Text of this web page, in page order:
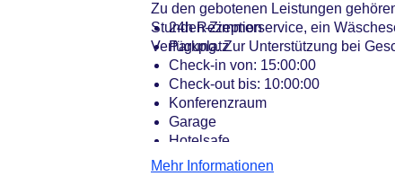
Zu den gebotenen Leistungen
Stunden-Zimmerservice, ein
Verfügung. Zur Unterstützung bei
24h Rezeption
Parkplatz
Check-in von: 15:00:00
Check-out bis: 10:00:00
Konferenzraum
Garage
Hotelsafe
WLAN/WiFi im Hotel
Mehr Informationen